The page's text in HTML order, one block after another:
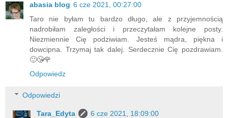
abasia blog 6 cze 2021, 00:27:00
Taro nie byłam tu bardzo długo, ale z przyjemnością
nadrobiłam zaległości i przeczytałam kolejne posty.
Niezmiennie Cię podziwiam. Jesteś mądra, piękna i
dowcipna. Trzymaj tak dalej. Serdecznie Cię pozdrawiam.
🙂😘🌹
Odpowiedz
Odpowiedzi
Tara_Edyta
6 cze 2021, 18:09:00